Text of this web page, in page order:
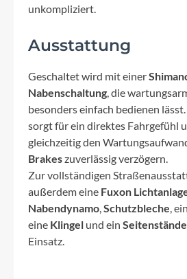
unkompliziert.
Ausstattung
Geschaltet wird mit einer
Nabenschaltung, die
besonders einfach bedienen
sorgt für ein direktes Fahrgefühl
gleichzeitig den
Brakeszuverlässig verzögern.
Zur vollständigen
außerdem eine Fuxon
Nabendynamo,Schutzbleche, ein
eine Klingel und ein
Einsatz.